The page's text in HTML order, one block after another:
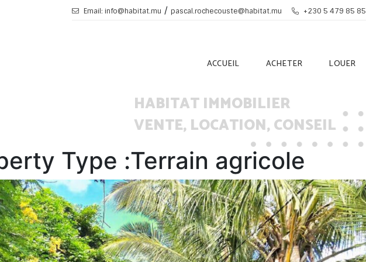
Email: info@habitat.mu / pascal.rochecouste@habitat.mu +230 5 479 85 85
ACCUEIL ACHETER LOUER
HABITAT IMMOBILIER
VENTE, LOCATION, CONSEIL
Type :Terrain agricole